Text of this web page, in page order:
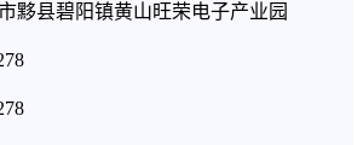
黟县碧阳镇黄山旺荣电子产业园